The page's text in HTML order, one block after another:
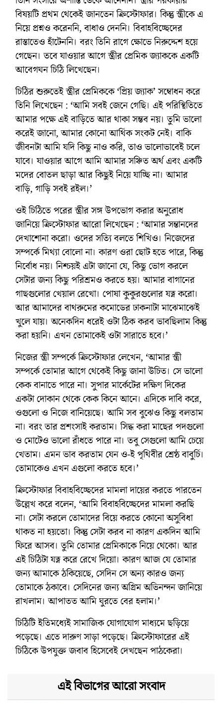
বিষয়টি প্রথম থেকেই জানতেন ক্রিস্টোফার। কিন্তু স্ত্রীকে এ
নিয়ে প্রশ্নও করেননি, বাধাও দেননি। বিবাহবিচ্ছেদের
রাস্তাতেও হাঁটেননি। বরং তিনি রাগে ক্ষোভে নিরুদ্দেশ হয়ে
গেছেন। তবে যাওয়ার আগে স্ত্রীর প্রেমিক জ্যাককে একটি
আবেগঘন চিঠি লিখেছেন।
চিঠির শুরুতেই স্ত্রীর প্রেমিককে ‘প্রিয় জ্যাক’ সম্বোধন করে
তিনি লিখেছেন : ‘আমি সবই জেনে গেছি। এই পরিস্থিতিতে
আমার পক্ষে এই বাড়িতে আর থাকা সম্ভব নয়। তুমি ভালো
করেই জানো, আমার কোনো আর্থিক সংকট নেই। বাকি
জীবনটা আমি যদি কিছু নাও করি, তাও ভালোভাবেই চলে
যাবে। যাওয়ার আগে আমি আমার সঞ্চিত অর্থ এবং একটি
মদের বোতল ছাড়া আর কিছুই নিয়ে যাচ্ছি না। আমার
বাড়ি, গাড়ি সবই রইল।’
ওই চিঠিতে পরের স্ত্রীর সঙ্গ উপভোগ করার অনুরোধ
জানিয়ে ক্রিস্টোফার আরো লিখেছেন : ‘আমার সন্তানদের
দেখাশোনা করো। ওদের সত্যি বলতে শিখিও। নিজেদের
সম্পর্কে মিথ্যা বোলো না। কারণ ওরা ছোট হতে পারে, কিন্তু
নির্বোধ নয়। ‌নিশ্চয়ই এটা জানো যে, কিছু ভোগ করলে
সেটার জন্য কিছু পরিশ্রমও করতে হয়। আমার বাগানের
গাছগুলোর খেয়াল রেখো। পোষা কুকুরগুলোর যত্ন করো।
আর আমাদের বাথরুমের কমোডের ঢাকনাটা মাঝেমাঝেই
খুলে যায়। অনেকদিন ধরেই ওটা ঠিক করব ভাবছিলাম কিন্তু
করা হয়নি। এখন তোমাকেই ওটা সারাতে হবে।’‌
নিজের স্ত্রী সম্পর্কে ক্রিস্টোফার লেখেন, ‘‌আমার স্ত্রী
সম্পর্কে তোমার আগে থেকেই কিছু জানা উচিত। সে ভালো
কেক বানাতে পারে না। সুপার মার্কেটের দক্ষিণ দিকের
একটা দোকান থেকে কেক কিনে আনে। এদিকে দাবি করে,
ওগুলো ও নিজে বানিয়েছে। আমি সব বুঝেও কিছু বলতাম
না। বরং তার প্রশংসাই করতাম। সিদ্ধ করা মাছের পদগুলো
ও মোটেও ভালো রাঁধতে পারে না। তবু সেগুলো আমি চেয়ে
খেতাম। এমন ভাব করতাম যেন ও‌-ই পৃথিবীর শ্রেষ্ঠ বাবুর্চি।
তোমাকেও এখন এগুলো করতে হবে।’‌
ক্রিস্টোফার বিবাহবিচ্ছেদের মামলা দায়ের করতে পারতেন
উল্লেখ করে বলেন, ‘আমি বিবাহবিচ্ছেদের মামলা করছি
না। সেটা করলে তোমাদের বিয়ে করতে কোনো অসুবিধা
থাকত না হয়তো। কিন্তু সেটা করব না কারণ ‌একদিন আমি
ফিরে আসব। তুমি তোমার প্রেমিকাকে নিয়ে থেকো। আর
এই চিঠিটা যত্ন করে রেখে দিয়ো। কারণ আজ যে তোমার
জন্য আমাকে ঠকিয়েছে, সেদিন সে অন্য কারও জন্য
তোমাকে ঠকাবে। সেদিনের জন্য অগ্রিম অভিনন্দন জানিয়ে
রাখলাম। আপাতত আমি ঘুরতে বের হলাম।’‌
চিঠিটি ইতিমধ্যেই সামাজিক যোগাযোগ মাধ্যমে ছড়িয়ে
পড়েছে। এতে দারুণ সাড়া পড়েছে। ক্রিস্টোফারের এই
চিঠিকে উপযুক্ত জবাব হিসেবেই দেখছেন পাঠকেরা।
এই বিভাগের আরো সংবাদ